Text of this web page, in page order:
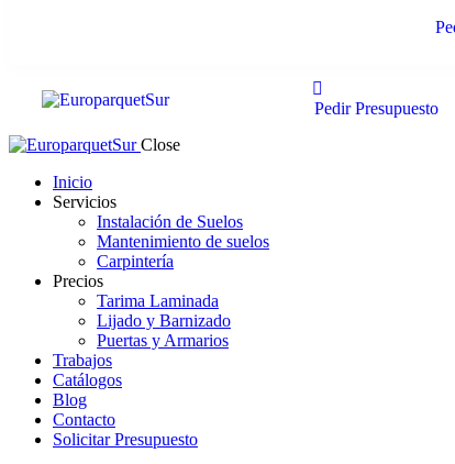
Pedir Presupuesto
Close
Inicio
Servicios
Instalación de Suelos
Mantenimiento de suelos
Carpintería
Precios
Tarima Laminada
Lijado y Barnizado
Puertas y Armarios
Trabajos
Catálogos
Blog
Contacto
Solicitar Presupuesto